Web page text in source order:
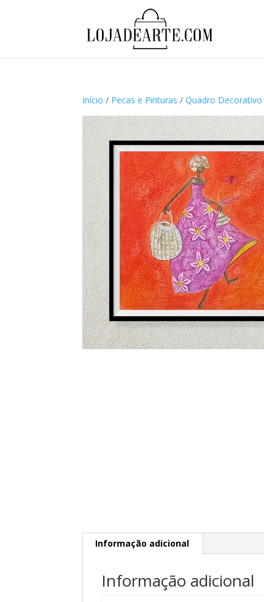
Início / Pecas e Pinturas /Quadro Decorativo
Informação adicional
Informação adicional